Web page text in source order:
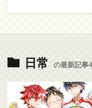
日常 の最新記事